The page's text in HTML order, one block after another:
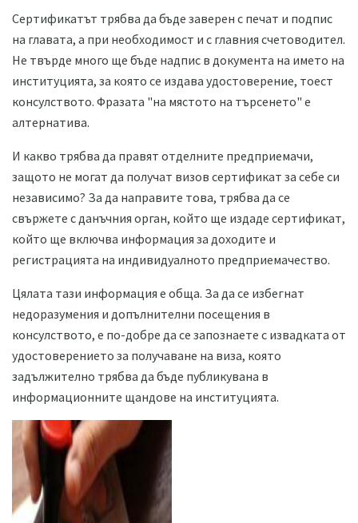
Сертификатът трябва да бъде заверен с печат и подпис
на главата, а при необходимост и с главния счетоводител.
Не твърде много ще бъде надпис в документа на името на
институцията, за която се издава удостоверение, тоест
консулството. Фразата "на мястото на търсенето" е
алтернатива.
И какво трябва да правят отделните предприемачи,
защото не могат да получат визов сертификат за себе си
независимо? За да направите това, трябва да се
свържете с данъчния орган, който ще издаде сертификат,
който ще включва информация за доходите и
регистрацията на индивидуалното предприемачество.
Цялата тази информация е обща. За да се избегнат
недоразумения и допълнителни посещения в
консулството, е по-добре да се запознаете с извадката от
удостоверението за получаване на виза, която
задължително трябва да бъде публикувана в
информационните щандове на институцията.